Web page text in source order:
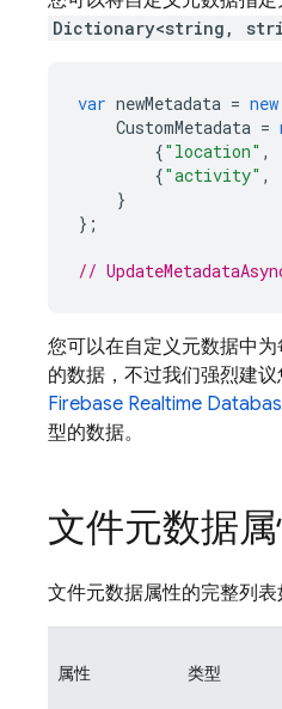
Dictionary<string,
var newMetadata = new
CustomMetadata =
{"location" ,
{"activity" ,
}
};
//
您可以在自定义元数据中
的数据，不过我们强烈建
Firebase Realtime
型的数据。
文件元数据
文件元数据属性的完整列表
属性 类型